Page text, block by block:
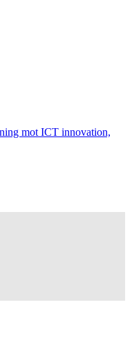
mot ICT innovation,